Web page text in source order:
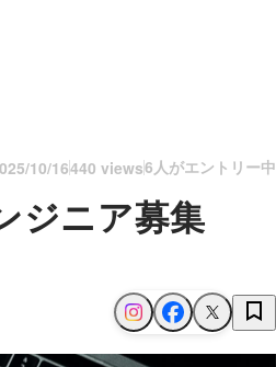
10/16440 views6人がエントリー中
ジニア募集